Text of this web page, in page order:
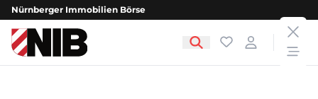
Nürnberger Immobilien Börse
NIB - Nürnberger Immobilien Börse Favoriten
Login